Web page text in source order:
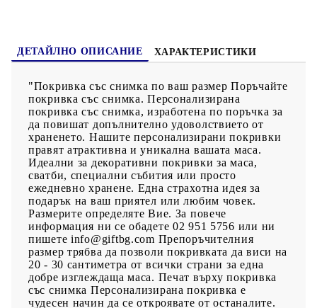
ДЕТАЙЛНО ОПИСАНИЕ ХАРАКТЕРИСТИКИ
"Покривка със снимка по ваш размер Поръчайте
покривка със снимка. Персонализирана
покривка със снимка, изработена по поръчка за
да повишат допълнително удоволствието от
храненето. Нашите персонализирани покривки
правят атрактивна и уникална вашата маса.
Идеални за декоративни покривки за маса,
сватби, специални събития или просто
ежедневно хранене. Една страхотна идея за
подарък на ваш приятел или любим човек.
Размерите определяте Вие. За повече
информация ни се обадете 02 951 5756 или ни
пишете info@giftbg.com Препоръчителния
размер трябва да позволи покривката да виси на
20 - 30 сантиметра от всички страни за една
добре изглеждаща маса. Печат върху покривка
със снимка Персонализирана покривка е
чудесен начин да се откроявате от останалите.